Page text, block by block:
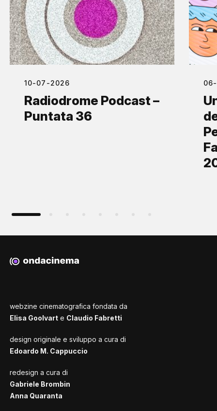
10-07-2026
Radiodrome Podcast –
Puntata 36
webzine cinematografica fondata da
Elisa Goolvart e Claudio Fabretti
design originale e sviluppo a cura di
Edoardo M. Cappuccio
redesign a cura di
Gabriele Brombin
Anna Quaranta